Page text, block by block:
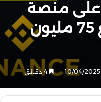
إدراج عملة BABY على منصة
باينانس | مع توزيع 75 مليون
4 دقائق